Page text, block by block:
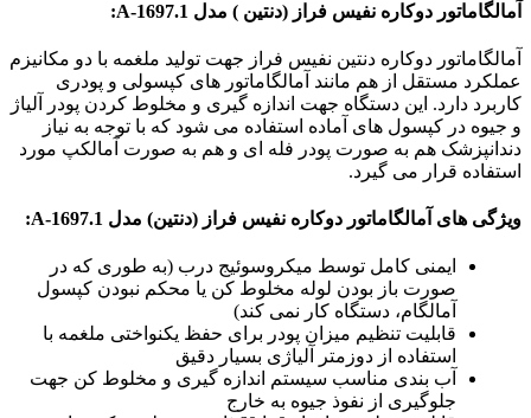
آمالگاماتور دوکاره نفیس فراز (دنتین ) مدل :
آمالگاماتور دوکاره دنتین نفیس فراز جهت تولید ملغمه با دو مکانیزم
عملکرد مستقل از هم مانند آمالگاماتور های کپسولی و پودری
کاربرد دارد. این دستگاه جهت اندازه گیری و مخلوط کردن پودر آلیاژ
و جیوه در کپسول های آماده استفاده می شود که با توجه به نیاز
دندانپزشک هم به صورت پودر فله ای و هم به صورت آمالکپ مورد
استفاده قرار می گیرد.
ویژگی های آمالگاماتور دوکاره نفیس فراز (دنتین) مدل A-1697.1
:
ایمنی کامل توسط میکروسوئیج درب (به طوری که در
صورت باز بودن لوله مخلوط کن یا محکم نبودن کپسول
آمالگام، دستگاه کار نمی کند)
قابلیت تنظیم میزان پودر برای حفظ یکنواختی ملغمه با
استفاده از دوزمتر آلیاژی بسیار دقیق
آب بندی مناسب سیستم اندازه گیری و مخلوط کن جهت
جلوگیری از نفوذ جیوه به خارج